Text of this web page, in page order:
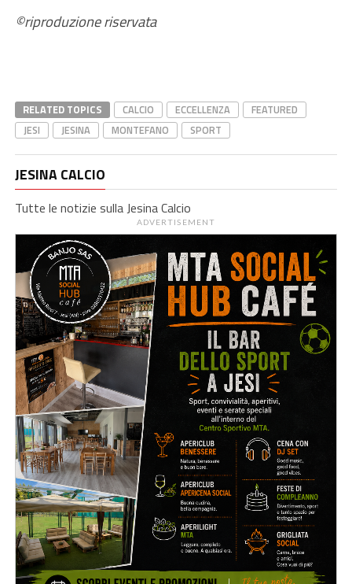
©riproduzione riservata
RELATED TOPICS CALCIO ECCELLENZA
FEATURED
JESI
JESINA MONTEFANO SPORT
JESINA CALCIO
Tutte le notizie sulla Jesina Calcio
ADVERTISEMENT